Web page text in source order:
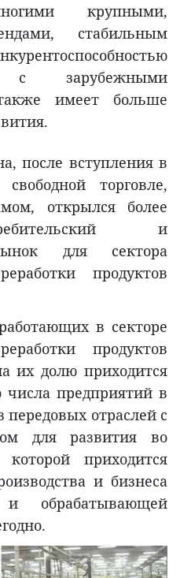
крупными,
стабильным
зарубежными
имеет больше
после вступления в
торговле,
открылся более
и
для сектора
продуктов
в секторе
продуктов
их долю приходится
числа предприятий в
передовых отраслей с
для развития во
приходится
и бизнеса
и обрабатывающей